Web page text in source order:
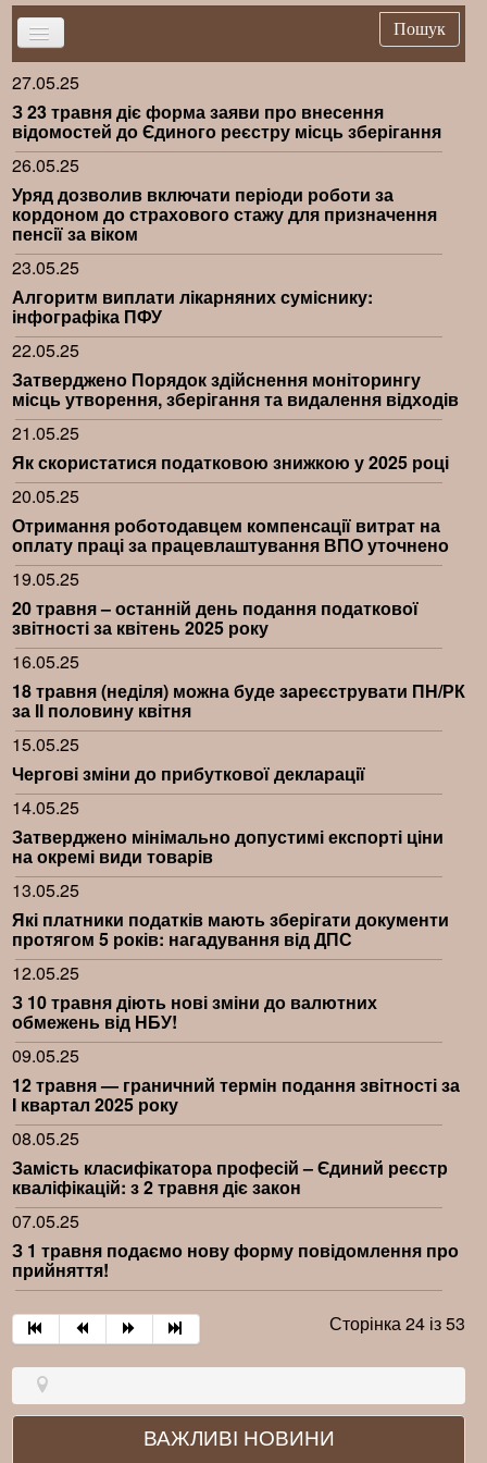
Головна
Новини
Важливе
Брифінг
Публікації
Нормативна база
Довідники
Контакти
Пошук
27.05.25
З 23 травня діє форма заяви про внесення
відомостей до Єдиного реєстру місць зберігання
26.05.25
Уряд дозволив включати періоди роботи за
кордоном до страхового стажу для призначення
пенсії за віком
23.05.25
Алгоритм виплати лікарняних суміснику:
інфографіка ПФУ
22.05.25
Затверджено Порядок здійснення моніторингу
місць утворення, зберігання та видалення відходів
21.05.25
Як скористатися податковою знижкою у 2025 році
20.05.25
Отримання роботодавцем компенсації витрат на
оплату праці за працевлаштування ВПО уточнено
19.05.25
20 травня – останній день подання податкової
звітності за квітень 2025 року
16.05.25
18 травня (неділя) можна буде зареєструвати ПН/РК
за ІІ половину квітня
15.05.25
Чергові зміни до прибуткової декларації
14.05.25
Затверджено мінімально допустимі експорті ціни
на окремі види товарів
13.05.25
Які платники податків мають зберігати документи
протягом 5 років: нагадування від ДПС
12.05.25
З 10 травня діють нові зміни до валютних
обмежень від НБУ!
09.05.25
12 травня — граничний термін подання звітності за
I квартал 2025 року
08.05.25
Замість класифікатора професій – Єдиний реєстр
кваліфікацій: з 2 травня діє закон
07.05.25
З 1 травня подаємо нову форму повідомлення про
прийняття!
Сторінка 24 із 53
ВАЖЛИВІ НОВИНИ